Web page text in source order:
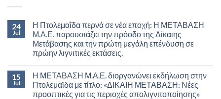
24
Jul
Η Πτολεμαΐδα περνά σε νέα εποχή: Η ΜΕΤΑΒΑΣΗ
Μ.Α.Ε. παρουσιάζει την πρόοδο της Δίκαιης
Μετάβασης και την πρώτη μεγάλη επένδυση σε
πρώην λιγνιτικές εκτάσεις.
15
Jul
Η ΜΕΤΑΒΑΣΗ Μ.Α.Ε. διοργανώνει εκδήλωση στην
Πτολεμαϊδα με τίτλο: «ΔΙΚΑΙΗ ΜΕΤΑΒΑΣΗ: Νέες
προοπτικές για τις περιοχές απολιγνιτοποίησης»